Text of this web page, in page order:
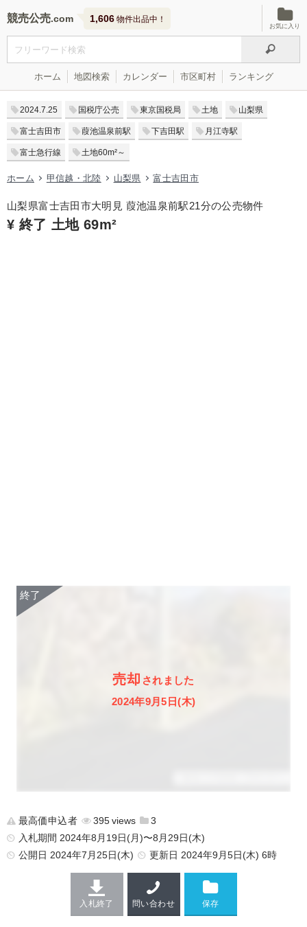
競売公売 1,606 物件出品中！
お気に入り
ホーム 地図検索 カレンダー 市区町村 ランキング
2024.7.25 国税庁公売 東京国税局 土地 山梨県
富士吉田市 葭池温泉前駅 下吉田駅 月江寺駅
富士急行線 土地60m²～
ホーム 甲信越・北陸 山梨県 富士吉田市
山梨県富士吉田市大明見 葭池温泉前駅21分の公売物件
¥ 終了 土地 69m²
売却 されました
2024年9月5日(木)
最高価申込者 395
3
入札期間 2024年8月19日(月)〜8月29日(木)
公開日 2024年7月25日(木) 更新日 2024年9月5日(木) 6時
入札終了 問い合わせ